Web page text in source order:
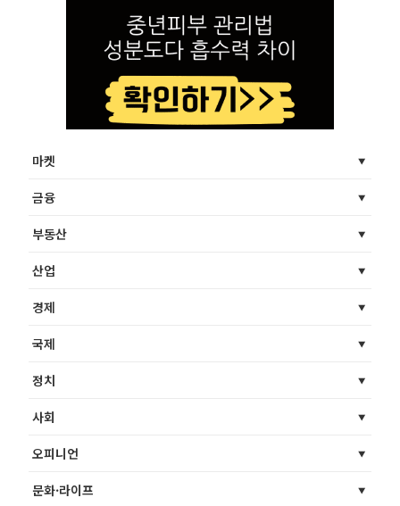
마켓
금융
부동산
산업
경제
국제
정치
사회
오피니언
문화·라이프